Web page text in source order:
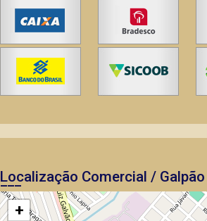
Localização Comercial /
+